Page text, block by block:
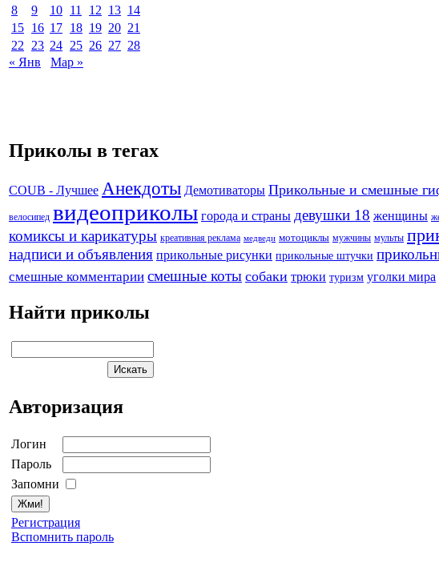
8
9 10 11 12 13 14
15 16 17 18 19 20 21
22
23 24 25 26 27 28
« Янв
Мар »
Приколы в тегах
COUB - Лучшее Анекдоты Демотиваторы Прикольные и смешные
велосипед видеоприколы города и страны девушки 18 женщины
комиксы и карикатуры креативная реклама медведи мотоциклы мужчины мульты
надписи и объявления прикольные рисунки прикольные штучки
смешные комментарии смешные коты собаки трюки туризм уголки мира
Найти приколы
Авторизация
Логин
Пароль
Запомни
Регистрация
Вспомнить пароль